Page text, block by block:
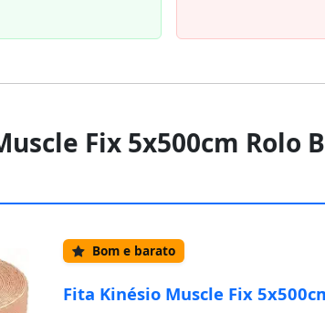
Fix 5x500cm Rolo
Bom e barato
Fita Kinésio Muscle Fix